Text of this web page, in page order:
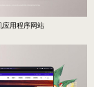
应用程序网站